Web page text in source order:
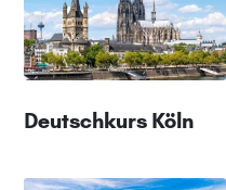
Deutschkurs Köln